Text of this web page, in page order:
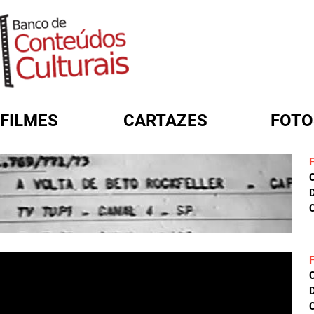
FILMES CARTAZES
FORMULÁRIO DE BUSCA